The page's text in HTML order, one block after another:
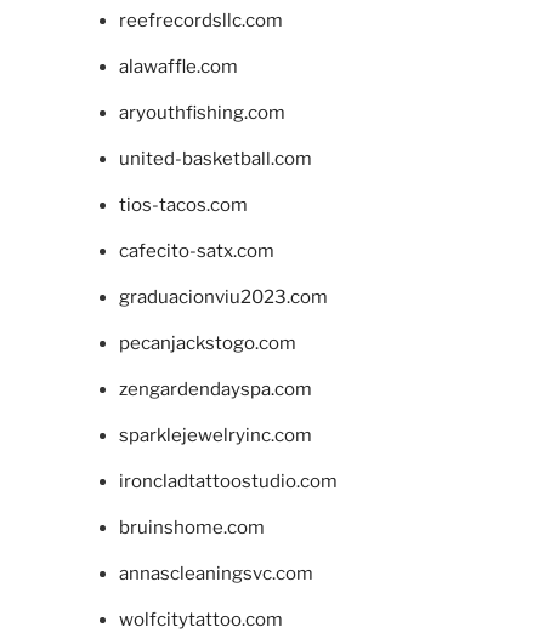
reefrecordsllc.com
alawaffle.com
aryouthfishing.com
united-basketball.com
tios-tacos.com
cafecito-satx.com
graduacionviu2023.com
pecanjackstogo.com
zengardendayspa.com
sparklejewelryinc.com
ironcladtattoostudio.com
bruinshome.com
annascleaningsvc.com
wolfcitytattoo.com